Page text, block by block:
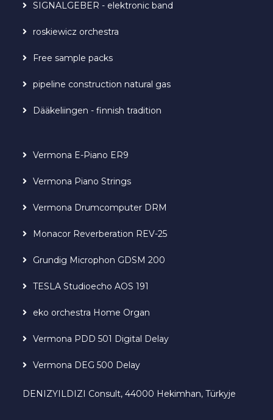
SIGNALGEBER - elektronic band
roskiewicz orchestra
Free sample packs
pipeline construction natural gas
Dääkeliingen - finnish tradition
Vermona E-Piano ER9
Vermona Piano Strings
Vermona Drumcomputer DRM
Monacor Reverberation REV-25
Grundig Microphon GDSM 200
TESLA Studioecho AOS 191
eko orchestra Home Organ
Vermona PDD 501 Digital Delay
Vermona DEG 500 Delay
DENIZYILDIZI Consult, 44000 Hekimhan, Türkyje